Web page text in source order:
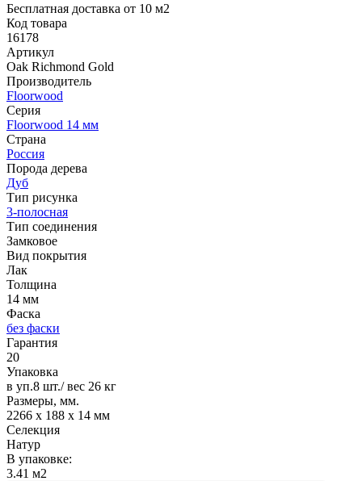
Бесплатная доставка от 10 м2
Код товара
16178
Артикул
Oak Richmond Gold
Производитель
Floorwood
Серия
Floorwood 14 мм
Страна
Россия
Порода дерева
Дуб
Тип рисунка
3-полосная
Тип соединения
Замковое
Вид покрытия
Лак
Толщина
14 мм
Фаска
без фаски
Гарантия
20
Упаковка
в уп.8 шт./ вес 26 кг
Размеры, мм.
2266 х 188 х 14 мм
Селекция
Натур
В упаковке:
3.41 м2